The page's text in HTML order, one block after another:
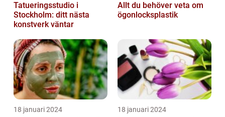
Tatueringsstudio i
Stockholm: ditt nästa
konstverk väntar
Allt du behöver veta om
ögonlocksplastik
18 januari 2024 18 januari 2024